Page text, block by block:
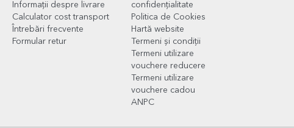
Informații despre livrare
Calculator cost transport
Întrebări frecvente
Formular retur
confidențialitate
Politica de Cookies
Hartă website
Termeni și condiții
Termeni utilizare
vouchere reducere
Termeni utilizare
vouchere cadou
ANPC